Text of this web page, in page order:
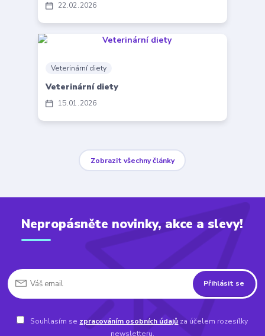
22 02 2026
15 01 2026
Veterinární diety
Veterinární diety
Zobrazit všechny články
Nepropásněte novinky, akce a slevy!
Přihlásit se
Souhlasím se zpracováním osobních údajů za účelem rozesílky
newsletteru.